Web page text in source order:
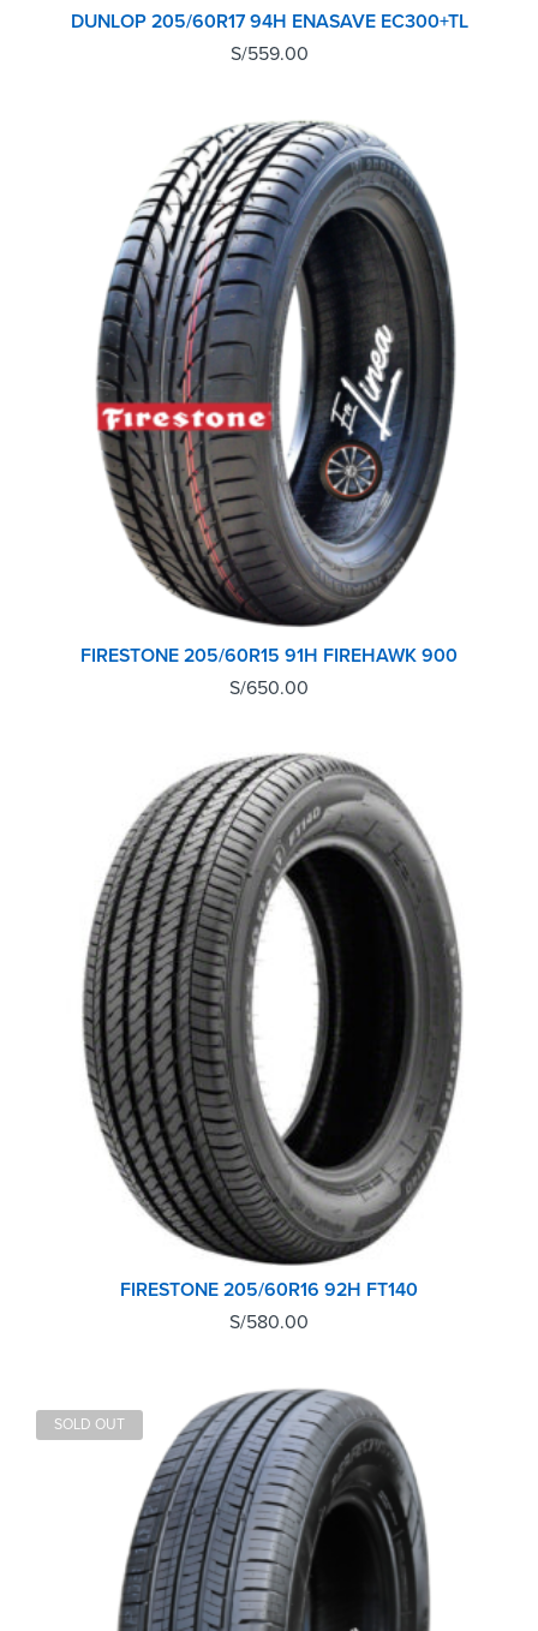
DUNLOP 205/60R17 94H ENASAVE EC300+TL
S/559.00
FIRESTONE 205/60R15 91H FIREHAWK 900
S/650.00
FIRESTONE 205/60R16 92H FT140
S/580.00
SOLD OUT